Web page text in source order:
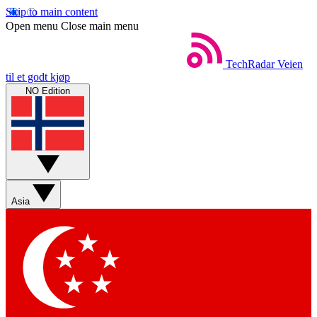
Skip to main content
Open menu Close main menu
TechRadar Veien
til et godt kjøp
NO Edition
Asia